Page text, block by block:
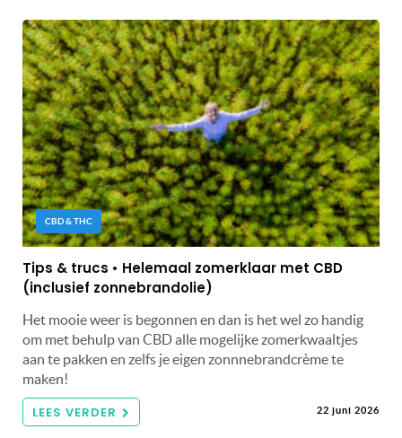
CBD & THC
Tips & trucs • Helemaal zomerklaar met CBD
(inclusief zonnebrandolie)
Het mooie weer is begonnen en dan is het wel zo handig
om met behulp van CBD alle mogelijke zomerkwaaltjes
aan te pakken en zelfs je eigen zonnnebrandcrème te
maken!
LEES VERDER 22 juni 2026